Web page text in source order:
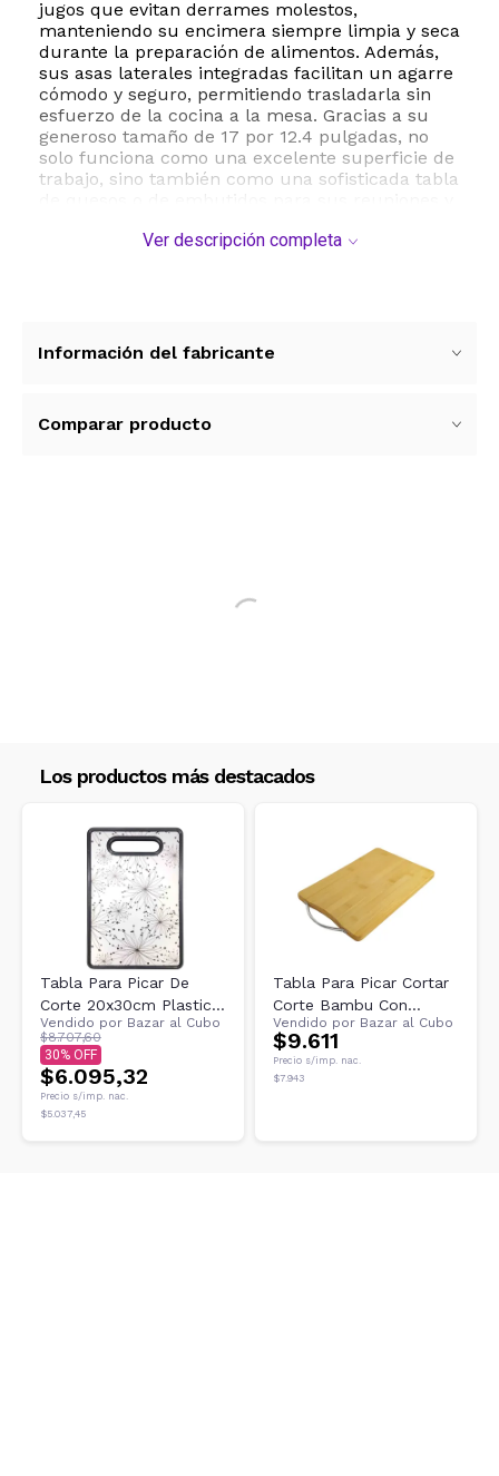
jugos que evitan derrames molestos,
manteniendo su encimera siempre limpia y seca
durante la preparación de alimentos. Además,
sus asas laterales integradas facilitan un agarre
cómodo y seguro, permitiendo trasladarla sin
esfuerzo de la cocina a la mesa. Gracias a su
generoso tamaño de 17 por 12.4 pulgadas, no
solo funciona como una excelente superficie de
trabajo, sino también como una sofisticada tabla
lavado a mano con agua templada y jabón suave
este bloque de carnicero de bambú Allsum.
DESPUES DE SU COMPRA.
Ver descripción completa
Información del fabricante
Comparar producto
Los productos más destacados
Tabla Para Picar De
Corte 20x30cm Plastico
Rectangular YY3353
Negro
Vendido por Bazar al Cubo
$8.707,60
30
$6.095,32
Precio s/imp. nac.
$5.037,45
Tabla Para Picar Cortar
Corte Bambu Con
Agarre 32x22 Cm
YY0353
Vendido por Bazar al Cubo
$9.611
Precio s/imp. nac.
$7.943